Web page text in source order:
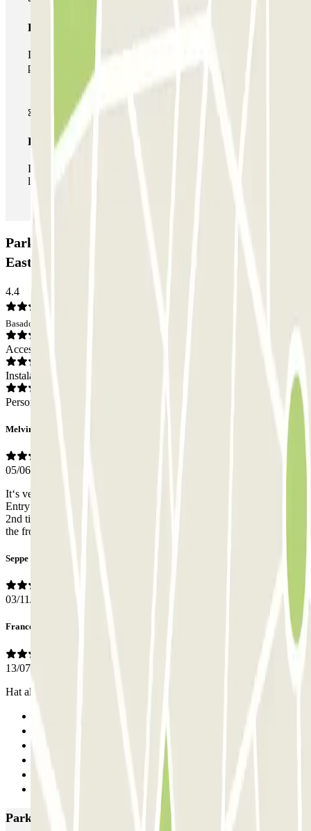
Pase multiparking
Durante tu estancia podrás hacer uso de toda la red de
parkings de este operador disponibles en Parclick.
Pase ilimitado
Durante tu estancia podrás entrar y salir del parking todas
las veces que quieras.
Parking ParkBee OurDomain Amsterdam South
East: Opiniones
4.4
Basado en 11 opiniones
Acceso
Instalaciones
Personal
Melvin
05/06/2026
It‘s very clean, open and has proper Lighting and a lot of space.
Entry by Car and Foot is very easy via the App. I was here for the
2nd time and would recommend it. My car is pretty low and only
the front scraped a little when entering
Seppe
03/11/2025
Francesco
13/07/2025
Hat alles super geklappt
Parkings más valorados en Ámsterdam